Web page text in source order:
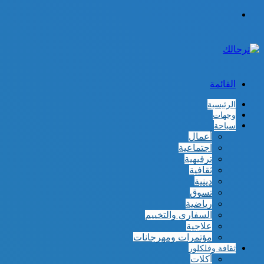
القائمة
الرئيسية
وجهات
سياحة
أعمال
اجتماعية
ترفيهية
ثقافية
دينية
تسوق
رياضية
السفاري والتخييم
علاجية
مؤتمرات ومهرجانات
ثقافة وفلكلور
أكلات